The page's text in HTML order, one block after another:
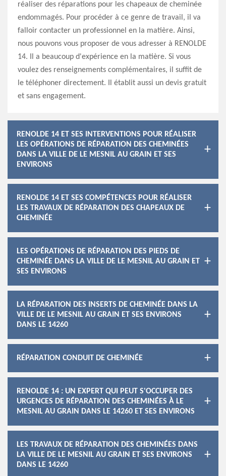
réaliser des réparations pour les chapeaux de cheminée
endommagés. Pour procéder à ce genre de travail, il va
falloir contacter un professionnel en la matière. Ainsi,
nous pouvons vous proposer de vous adresser à RENOLDE
14. Il a beaucoup d'expérience en la matière. Si vous
voulez des renseignements complémentaires, il suffit de
le téléphoner directement. Il établit aussi un devis gratuit
et sans engagement.
RENOLDE 14 ET SES INTERVENTIONS POUR RÉALISER
LES OPÉRATIONS DE RÉPARATION DES CHEMINÉES
DANS LA VILLE DE LE MESNIL AU GRAIN ET SES
ENVIRONS
RENOLDE 14 ET SES COMPÉTENCES POUR RÉALISER
LES TRAVAUX DE RÉPARATION DES CHAPEAUX DE
CHEMINÉE
LES OPÉRATIONS DE RÉPARATION DES PIEDS DE
CHEMINÉE DANS LA VILLE DE LE MESNIL AU GRAIN ET
SES ENVIRONS
LA RÉPARATION DES INSERTS DE CHEMINÉE DANS LA
VILLE DE LE MESNIL AU GRAIN ET SES ENVIRONS
DANS LE 14260
RÉPARATION CONDUIT DE CHEMINÉE
RENOLDE 14 : UN EXPERT QUI PEUT S'OCCUPER DES
URGENCES DE RÉPARATION DES CHEMINÉES À LE
MESNIL AU GRAIN DANS LE 14260 ET SES ENVIRONS
LES TRAVAUX DE RÉPARATION DES CHEMINÉES DANS
LA VILLE DE LE MESNIL AU GRAIN ET SES ENVIRONS
DANS LE 14260